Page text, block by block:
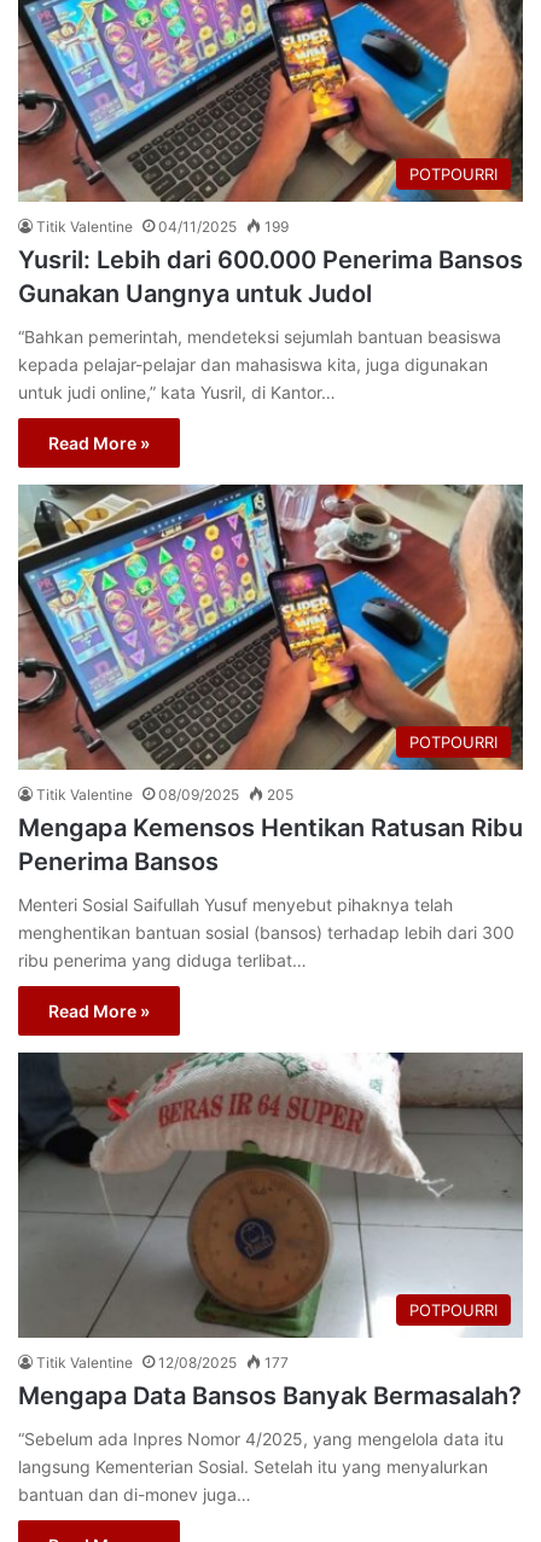
POTPOURRI
Titik Valentine 04/11/2025 199
Yusril: Lebih dari 600.000 Penerima Bansos
Gunakan Uangnya untuk Judol
“Bahkan pemerintah, mendeteksi sejumlah bantuan beasiswa
kepada pelajar-pelajar dan mahasiswa kita, juga digunakan
untuk judi online,” kata Yusril, di Kantor…
Read More »
POTPOURRI
Titik Valentine 08/09/2025 205
Mengapa Kemensos Hentikan Ratusan Ribu
Penerima Bansos
Menteri Sosial Saifullah Yusuf menyebut pihaknya telah
menghentikan bantuan sosial (bansos) terhadap lebih dari 300
ribu penerima yang diduga terlibat…
Read More »
POTPOURRI
Titik Valentine 12/08/2025 177
Mengapa Data Bansos Banyak Bermasalah?
“Sebelum ada Inpres Nomor 4/2025, yang mengelola data itu
langsung Kementerian Sosial. Setelah itu yang menyalurkan
bantuan dan di-monev juga…